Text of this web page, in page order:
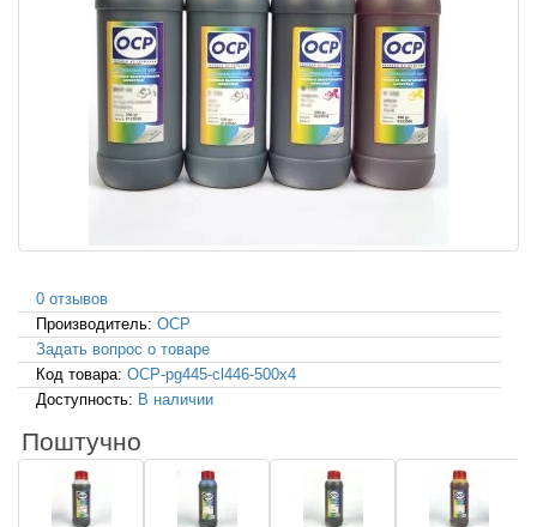
0 отзывов
Производитель: OCP
Задать вопрос о товаре
Код товара: OCP-pg445-cl446-500x4
Доступность: В наличии
Поштучно